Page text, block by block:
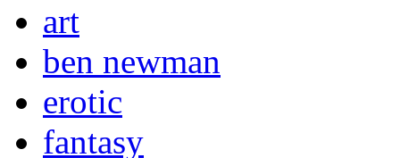
art
ben newman
erotic
fantasy